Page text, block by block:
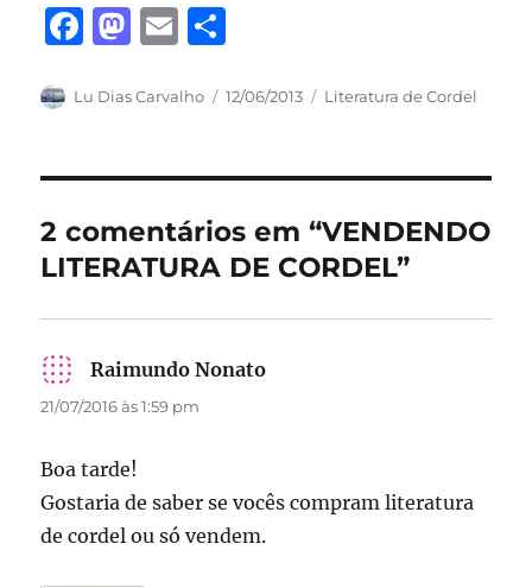
F
c
b
o
o
k
M
st
d
o
n
E
ai a
Autor
Lu Dias Carvalho
Publicado
12/06/2013 Categorias
Literatura de Cordel
2 comentários em “VENDENDO
LITERATURA DE CORDEL”
Raimundo Nonato
21/07/2016 às 1:59 pm
Boa tarde!
Gostaria de saber se vocês compram literatura
de cordel ou só vendem.